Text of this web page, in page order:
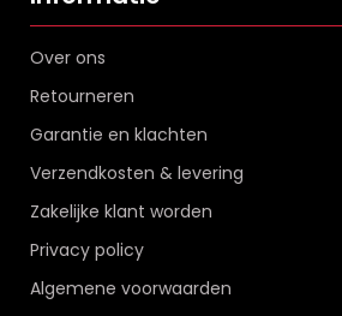
Over ons
Retourneren
Garantie en klachten
Verzendkosten & levering
Zakelijke klant worden
Privacy policy
Algemene voorwaarden